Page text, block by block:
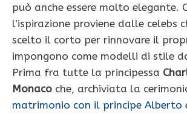
può anche essere molto elegante.
l’ispirazione proviene dalle celebs
scelto il corto per rinnovare il
impongono come modelli di stile
Prima fra tutte la principessa
Monaco che, archiviata la
matrimonio con il principe Alberto